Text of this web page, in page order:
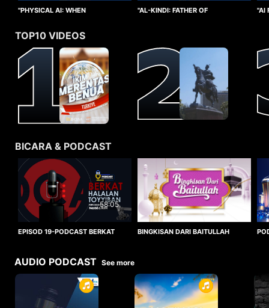
"PHYSICAL AI: WHEN
"AL-KINDI: FATHER OF
"AI
TOP10 VIDEOS
BICARA & PODCAST
58:05
EPISOD 19-PODCAST BERKAT
BINGKISAN DARI BAITULLAH
AUDIO PODCAST See more